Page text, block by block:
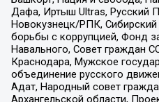
Дафа, Иртыш Ultras, Русский
Новокузнецк/РПК,
борьбы с коррупцией, Фонд
Навального, Совет граждан
Краснодара, Мужское
объединение русского
Адат, Народный совет
Архангельской области,